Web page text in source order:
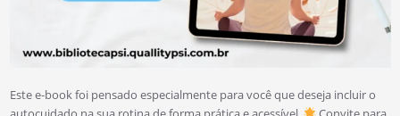
Este e-book foi pensado especialmente para você que deseja incluir o